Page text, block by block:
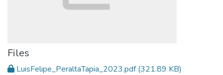
Files
LuisFelipe_PeraltaTapia_2023.pdf(321.89 KB)